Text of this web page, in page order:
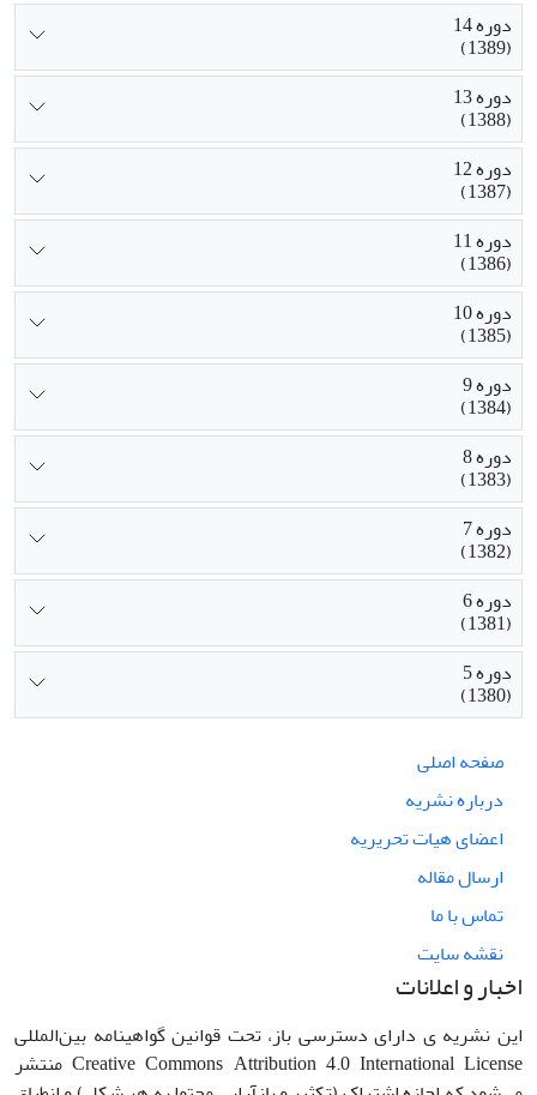
دوره 14
(1389)
دوره 13
(1388)
دوره 12
(1387)
دوره 11
(1386)
دوره 10
(1385)
دوره 9
(1384)
دوره 8
(1383)
دوره 7
(1382)
دوره 6
(1381)
دوره 5
(1380)
صفحه اصلی
درباره نشریه
اعضای هیات تحریریه
ارسال مقاله
تماس با ما
نقشه سایت
اخبار و اعلانات
این نشریه ی دارای دسترسی باز، تحت قوانین گواهینامه بین‌المللی
Creative Commons Attribution 4.0 International License منتشر